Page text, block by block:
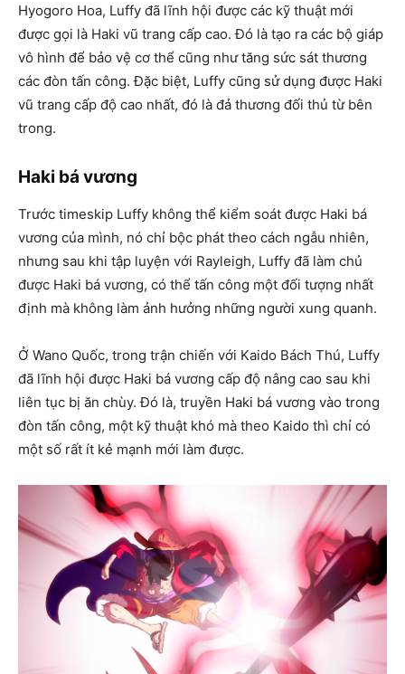
Hyogoro Hoa, Luffy đã lĩnh hội được các kỹ thuật mới
được gọi là Haki vũ trang cấp cao. Đó là tạo ra các bộ giáp
vô hình để bảo vệ cơ thể cũng như tăng sức sát thương
các đòn tấn công. Đặc biệt, Luffy cũng sử dụng được Haki
vũ trang cấp độ cao nhất, đó là đả thương đối thủ từ bên
trong.
Haki bá vương
Trước timeskip Luffy không thể kiểm soát được Haki bá
vương của mình, nó chỉ bộc phát theo cách ngẫu nhiên,
nhưng sau khi tập luyện với Rayleigh, Luffy đã làm chủ
được Haki bá vương, có thể tấn công một đối tượng nhất
định mà không làm ảnh hưởng những người xung quanh.
Ở Wano Quốc, trong trận chiến với Kaido Bách Thú, Luffy
đã lĩnh hội được Haki bá vương cấp độ nâng cao sau khi
liên tục bị ăn chùy. Đó là, truyền Haki bá vương vào trong
đòn tấn công, một kỹ thuật khó mà theo Kaido thì chỉ có
một số rất ít kẻ mạnh mới làm được.